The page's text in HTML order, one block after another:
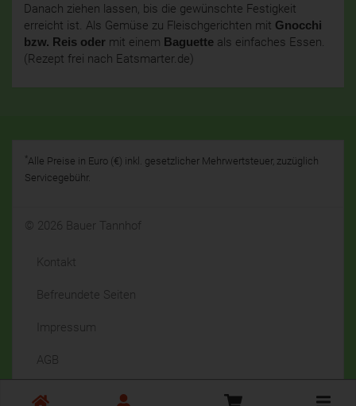
Danach ziehen lassen, bis die gewünschte Festigkeit
erreicht ist. Als Gemüse zu Fleischgerichten mit Gnocchi
bzw. Reis oder mit einem Baguette als einfaches Essen.
(Rezept frei nach Eatsmarter.de)
*Alle Preise in Euro (€) inkl. gesetzlicher Mehrwertsteuer, zuzüglich
Servicegebühr.
© 2026 Bauer Tannhof
Kontakt
Befreundete Seiten
Impressum
AGB
Datenschutz Toggle